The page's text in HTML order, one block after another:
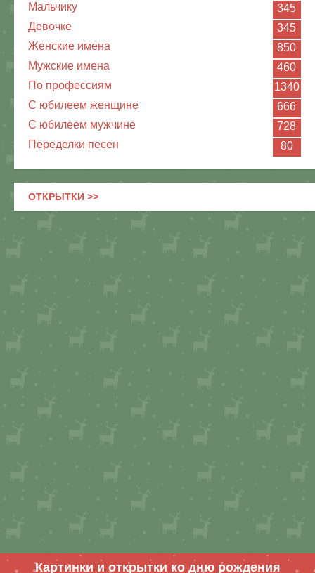
Мальчику
345
Девочке
345
Женские имена
850
Мужские имена
460
По профессиям
1340
С юбилеем женщине
666
С юбилеем мужчине
728
Переделки песен
80
ОТКРЫТКИ >>
Картинки и открытки ко дню рождения